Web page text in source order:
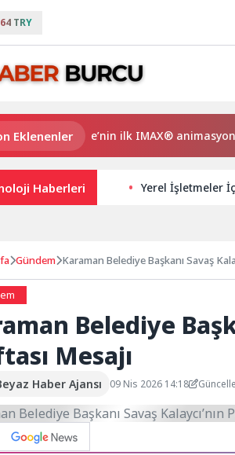
TRY
Eklenenler
Türkiye’nin ilk IMAX® animasyon filmi
Haberleri Yerel İşletmeler
Gündem Karaman Belediye Başkanı Savaş
Belediye
Mesajı
Haber Ajansı 09 Nis 2026 14:18